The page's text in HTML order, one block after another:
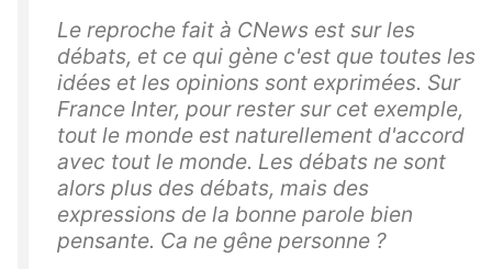
Le reproche fait à CNews est sur les
débats, et ce qui gène c'est que toutes les
idées et les opinions sont exprimées. Sur
France Inter, pour rester sur cet exemple,
tout le monde est naturellement d'accord
avec tout le monde. Les débats ne sont
alors plus des débats, mais des
expressions de la bonne parole bien
pensante. Ca ne gêne personne ?